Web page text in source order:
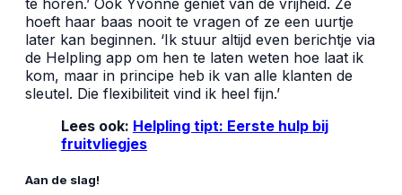
te horen.’ Ook Yvonne geniet van de vrijheid. Ze
hoeft haar baas nooit te vragen of ze een uurtje
later kan beginnen. ‘Ik stuur altijd even berichtje via
de Helpling app om hen te laten weten hoe laat ik
kom, maar in principe heb ik van alle klanten de
sleutel. Die flexibiliteit vind ik heel fijn.’
Lees ook: Helpling tipt: Eerste hulp bij
fruitvliegjes
Aan de slag!